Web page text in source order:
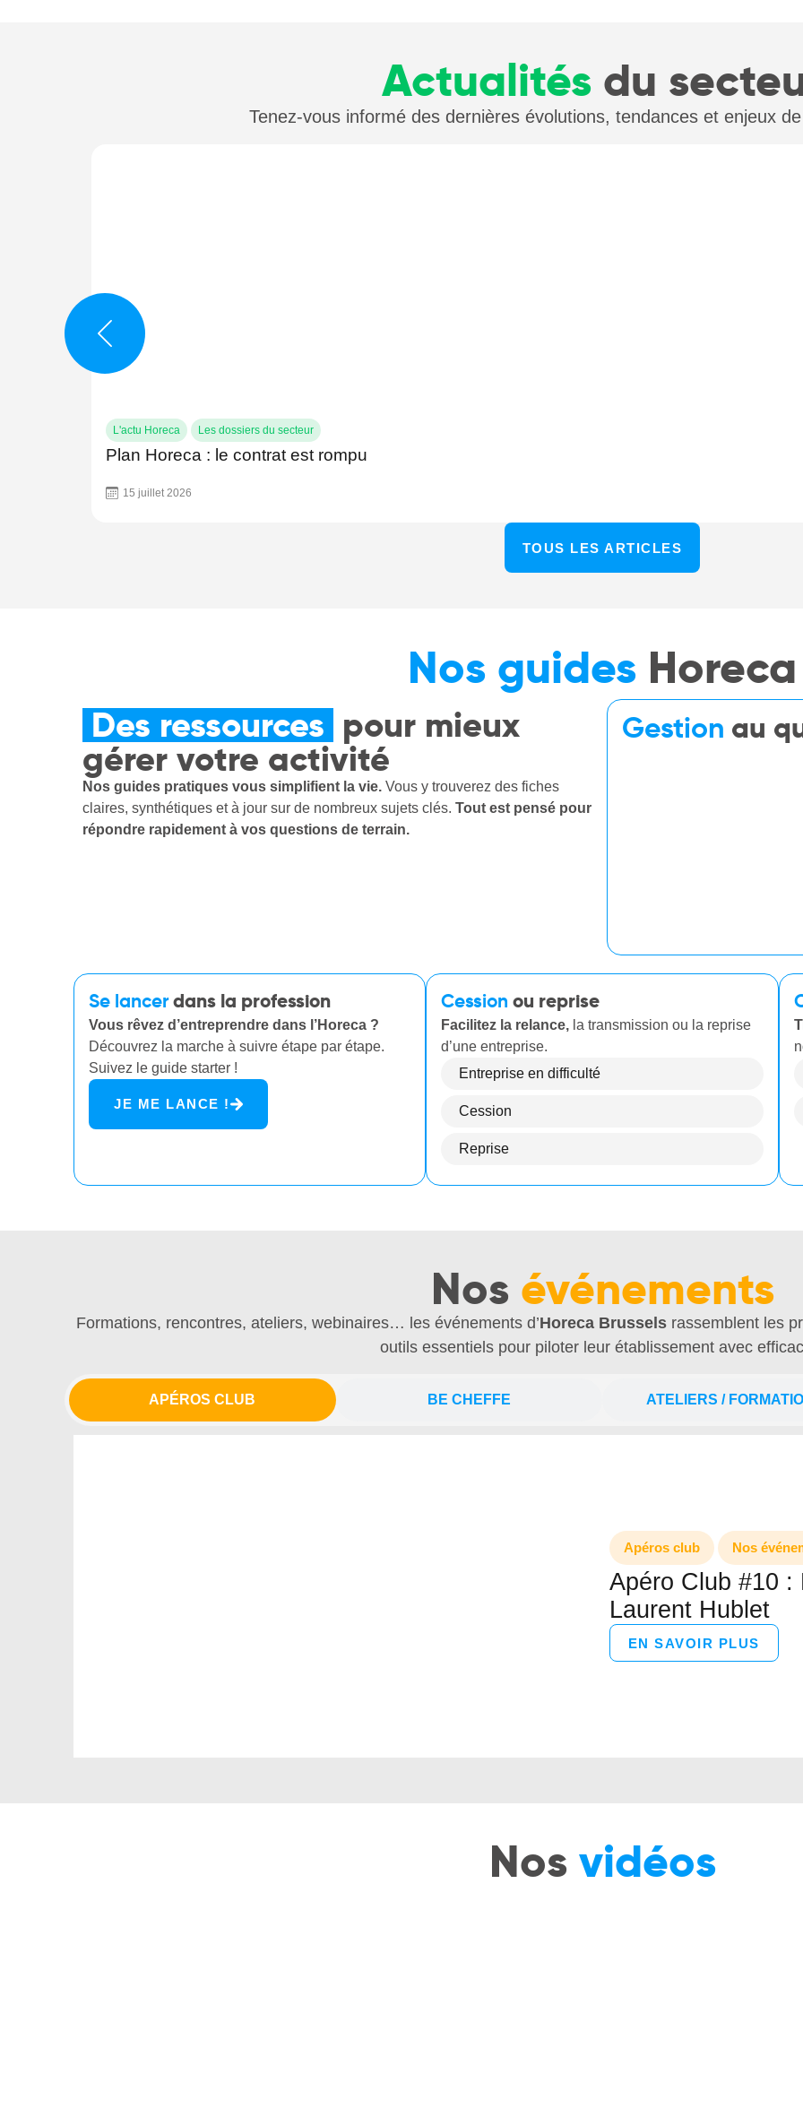
Actualitésdu
Tenez-vous informé des dernières évolutions, tendances et enjeux de
L'actu Horeca Les dossiers du secteur
Plan Horeca : le contrat est rompu
15 juillet 2026
TOUS LES ARTICLES
Nos guides Horeca
Des ressources pour mieux
gérer votre activité
Nos guides pratiques vous simplifient la vie. Vous y trouverez des fiches
claires, synthétiques et à jour sur de nombreux sujets clés. Tout est pensé pour
répondre rapidement à vos questions de terrain.
Gestion au
Se lancerdans la profession
Vous rêvez d’entreprendre dans l’Horeca ?
Découvrez la marche à suivre étape par étape.
Suivez le guide starter !
JE ME LANCE !
Cession ou reprise
Facilitez la relance, la transmission ou la reprise
d’une entreprise.
Entreprise en difficulté
Cession
Reprise
Nos événements
Formations, rencontres, ateliers, webinaires… les événements d’Horeca Brussels rassemblent les
outils essentiels pour piloter leur établissement avec
APÉROS CLUB BE CHEFFE ATELIERS /
Apéros club Nos
Apéro Club #10 :
Laurent Hublet
EN SAVOIR PLUS
Nos vidéos